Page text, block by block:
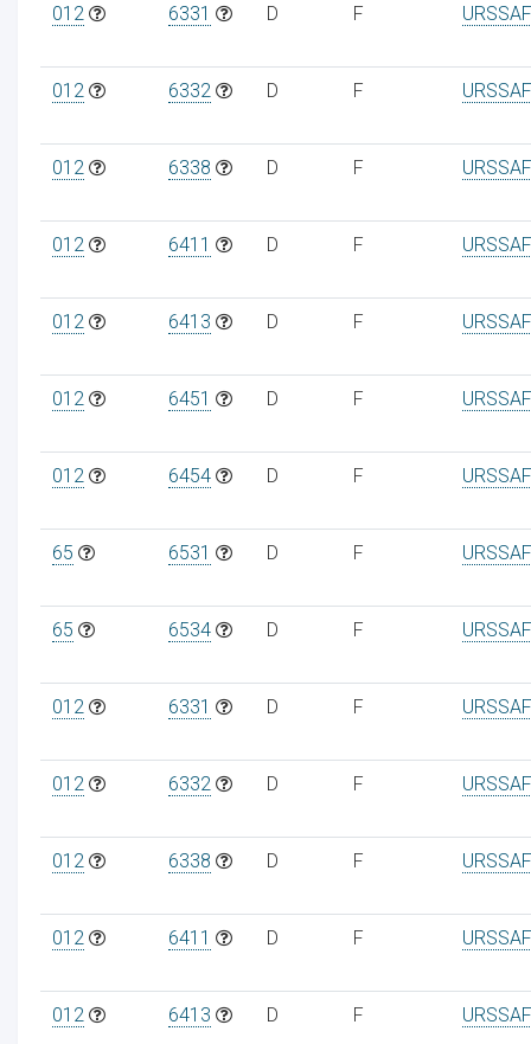
012 6331 D F
012 6332 D F
012 6338 D F
012 6411 D F
012 6413 D F
012 6451 D F
012 6454 D F
65 6531 D F
65 6534 D F
012 6331 D F
012 6332 D F
012 6338 D F
012 6411 D F
012 6413 D F